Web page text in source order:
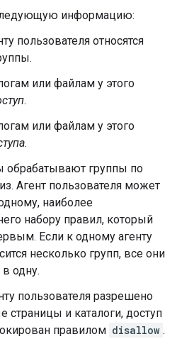
информацию:
пользователя относятся
или файлам у этого
.
или файлам у этого
.
обрабатывают группы по
Агент пользователя может
наиболее
набору правил, который
Если к одному агенту
несколько групп, все они
одну.
пользователя разрешено
страницы и каталоги, доступ
правилом disallow .